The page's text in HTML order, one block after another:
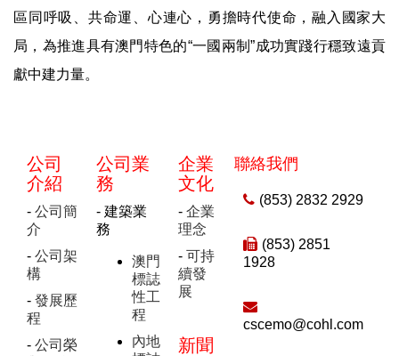
區同呼吸、共命運、心連心，勇擔時代使命，融入國家大
局，為推進具有澳門特色的“一國兩制”成功實踐行穩致遠貢
獻中建力量。
公司
介紹
- 公司簡
介
- 公司架
構
- 發展歷
程
- 公司榮
公司業
務
- 建築業
務
澳門
標誌
性工
程
內地
企業
文化
-企業
理念
-可持
續發
展
新聞
聯絡我們
(853) 2832 2929
(853) 2851
1928
cscemo@cohl.com